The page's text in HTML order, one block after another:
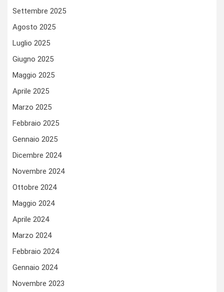
Settembre 2025
Agosto 2025
Luglio 2025
Giugno 2025
Maggio 2025
Aprile 2025
Marzo 2025
Febbraio 2025
Gennaio 2025
Dicembre 2024
Novembre 2024
Ottobre 2024
Maggio 2024
Aprile 2024
Marzo 2024
Febbraio 2024
Gennaio 2024
Novembre 2023